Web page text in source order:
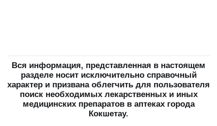
Вся информация, представленная в настоящем
разделе носит исключительно справочный
характер и призвана облегчить для пользователя
поиск необходимых лекарственных и иных
медицинских препаратов в аптеках города
Кокшетау.